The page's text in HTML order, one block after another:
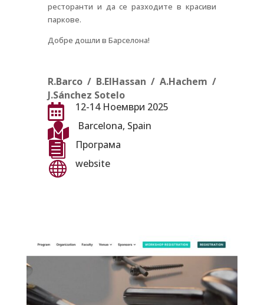
ресторанти и да се разходите в красиви
паркове.
Добре дошли в Барселона!
R.Barco / B.ElHassan / A.Hachem /
J.Sánchez Sotelo
 12-14 Ноември 2025
 Barcelona, Spain
 Програма
 website